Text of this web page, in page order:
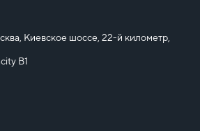
Киевское шоссе, 22-й километр,
B1